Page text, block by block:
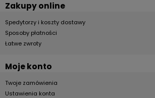
Zakupy online
Spedytorzy i koszty dostawy
Sposoby płatności
Łatwe zwroty
Moje konto
Twoje zamówienia
Ustawienia konta